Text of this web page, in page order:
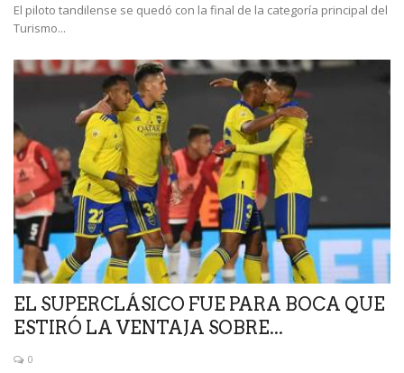
El piloto tandilense se quedó con la final de la categoría principal del
Turismo...
EL SUPERCLÁSICO FUE PARA BOCA QUE
ESTIRÓ LA VENTAJA SOBRE...
0